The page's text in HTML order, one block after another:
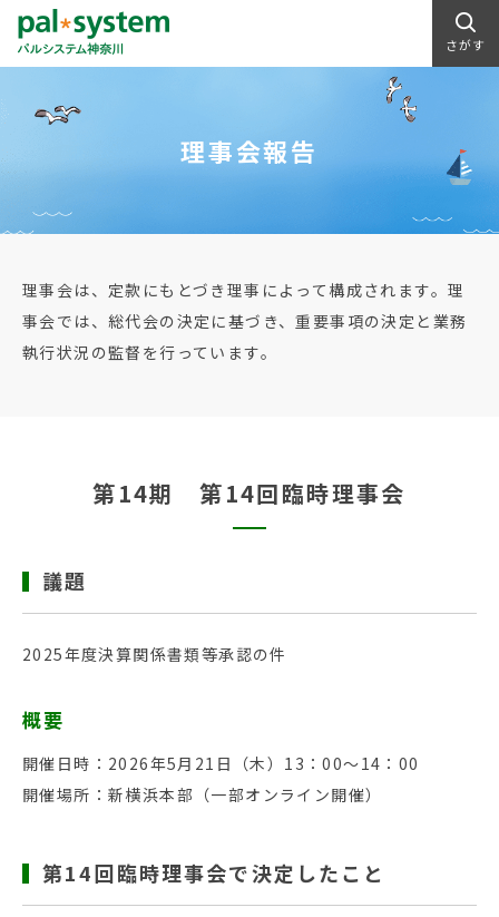
さがす
理事会報告
理事会は、定款にもとづき理事によって構成されます。理
事会では、総代会の決定に基づき、重要事項の決定と業務
執行状況の監督を行っています。
第14期 第14回臨時理事会
議題
2025年度決算関係書類等承認の件
概要
開催日時：2026年5月21日（木）13：00～14：00
開催場所：新横浜本部（一部オンライン開催）
第14回臨時理事会で決定したこと